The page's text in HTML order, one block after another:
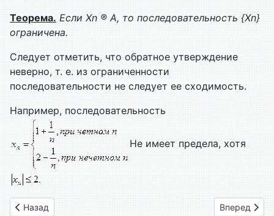
Теорема. Если Xn ® A, то последовательность {Xn}
ограничена.
Следует отметить, что обратное утверждение
неверно, т. е. из ограниченности
последовательности не следует ее сходимость.
Например, последовательность
Не имеет предела, хотя
Предыдущий: 77. Введение в математический анализ.
Назад Следующий:
Вперед